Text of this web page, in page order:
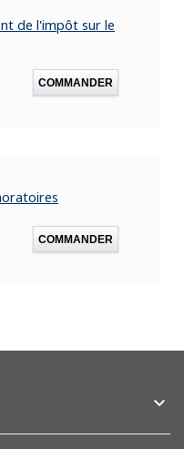
de l'impôt sur le
COMMANDER
COMMANDER